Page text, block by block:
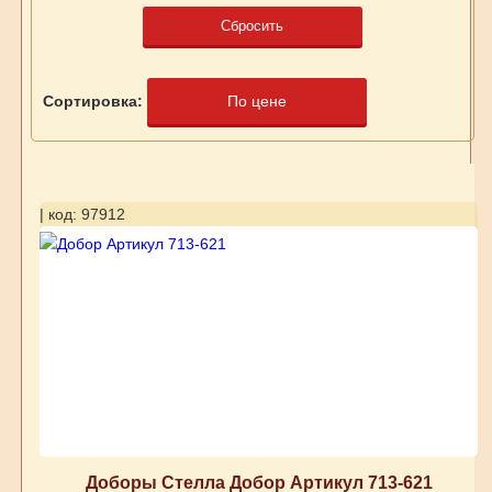
Сбросить
Сортировка: По цене
| код: 97912
Доборы Стелла Добор Артикул 713-621